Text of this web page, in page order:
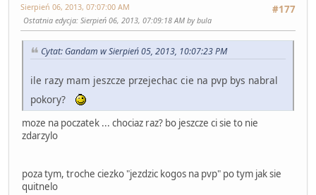
#177
Sierpień 06, 2013, 07:07:00 AM
Ostatnia edycja: Sierpień 06, 2013, 07:09:18 AM by bula
Cytat: Gandam w Sierpień 05, 2013, 10:07:23 PM
ile razy mam jeszcze przejechac cie na pvp bys nabral
pokory?
moze na poczatek ... chociaz raz? bo jeszcze ci sie to nie
zdarzylo
poza tym, troche ciezko "jezdzic kogos na pvp" po tym jak sie
quitnelo